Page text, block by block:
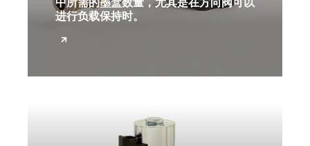
进行负载保持时。